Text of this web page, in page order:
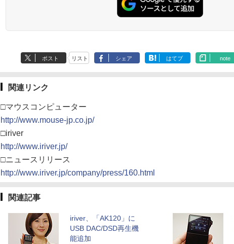
ポスト リスト シェア はてブ note
関連リンク
□マウスコンピューター
http://www.mouse-jp.co.jp/
□iriver
http://www.iriver.jp/
□ニュースリリース
http://www.iriver.jp/company/press/160.html
関連記事
iriver、「AK120」に
USB DAC/DSD再生機
能追加